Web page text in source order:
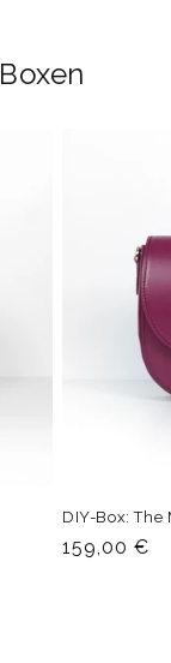
DIY-Box: The
Normaler
159,00 €